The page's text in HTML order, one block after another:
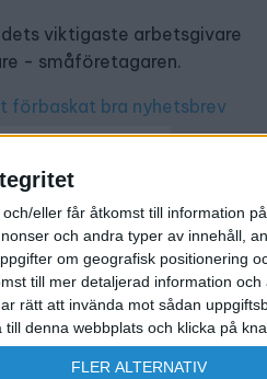
och/eller får åtkomst till information
och andra typer av innehåll,
om geografisk positionering
till mer detaljerad information
rätt att invända mot sådan
denna webbplats och klicka på
FLER ALTERNATIV
viktigaste arbetsgivare
- småföretagaren.
förbaskat bra nyhetsbrev
ett nyhetstips?
oss: info@foretagande.se
All rights reserved. |